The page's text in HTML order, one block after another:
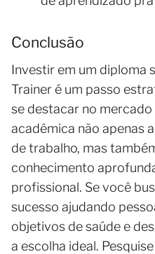
Conclusão
Investir em um diploma
Trainer é um passo
se destacar no
acadêmica não apenas
de trabalho, mas
conhecimento
profissional. Se você
sucesso ajudando
objetivos de saúde e
a escolha ideal.